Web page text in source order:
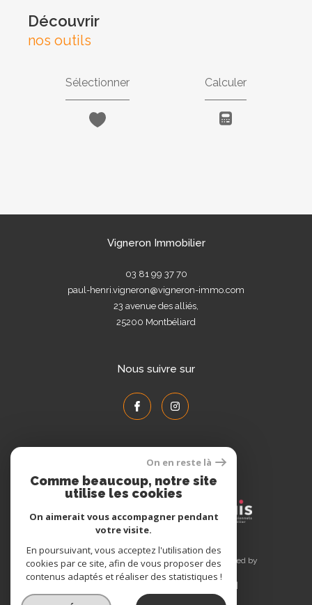
découvrir
nos outils
Sélectionner Calculer
Vigneron Immobilier
03 81 99 37 70
paul-henri.vigneron@vigneron-immo.com
23 avenue des alliés,
25200
Montbéliard
Nous suivre sur
Adhérents
© 2026 | Tous droits réservés | Traduction powered by
Google |
Nos liens
Politique RGPD Cookies
On en reste là
Comme beaucoup, notre site
utilise les cookies
On aimerait vous accompagner pendant
votre visite.
En poursuivant, vous acceptez l'utilisation des
cookies par ce site, afin de vous proposer des
contenus adaptés et réaliser des statistiques !